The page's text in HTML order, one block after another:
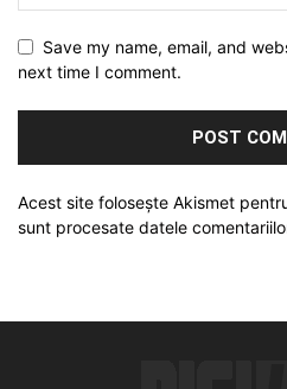
Save my name, email, and
next time I comment.
Acest site folosește Akismet
sunt procesate datele